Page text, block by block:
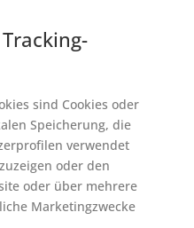
sind Cookies oder
Speicherung, die
verwendet
oder den
oder über mehrere
Marketingzwecke